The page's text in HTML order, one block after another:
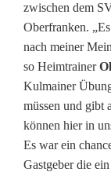
zwischen dem
Oberfranken.
nach meiner
so Heimtrainer
Kulmainer
müssen und gibt
können hier in
Es war ein
Gastgeber die